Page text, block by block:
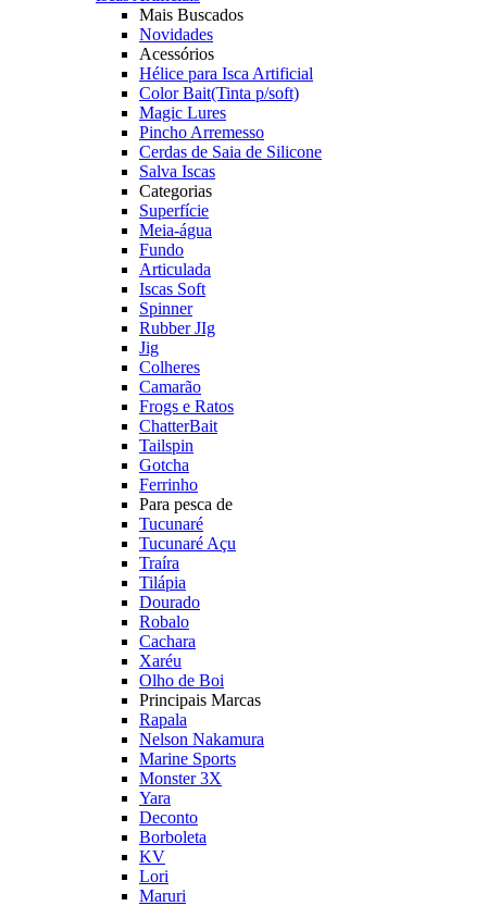
Mais Buscados
Novidades
Acessórios
Hélice para Isca Artificial
Color Bait(Tinta p/soft)
Magic Lures
Pincho Arremesso
Cerdas de Saia de Silicone
Salva Iscas
Categorias
Superfície
Meia-água
Fundo
Articulada
Iscas Soft
Spinner
Rubber JIg
Jig
Colheres
Camarão
Frogs e Ratos
ChatterBait
Tailspin
Gotcha
Ferrinho
Para pesca de
Tucunaré
Tucunaré Açu
Traíra
Tilápia
Dourado
Robalo
Cachara
Xaréu
Olho de Boi
Principais Marcas
Rapala
Nelson Nakamura
Marine Sports
Monster 3X
Yara
Deconto
Borboleta
KV
Lori
Maruri